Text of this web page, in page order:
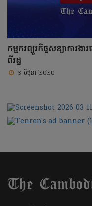
កម្មករព្យួរកិច្ចសន្យាការ
ពីរដ្ឋ
១ មិថុនា ២០២០